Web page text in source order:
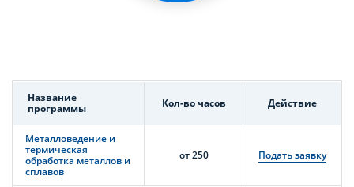
Название
программы
Кол-во часов Действие
Металловедение и
термическая
обработка металлов и
сплавов
от 250 Подать заявку